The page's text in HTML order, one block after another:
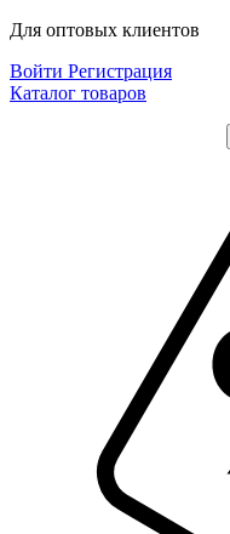
Для оптовых клиентов
Войти Регистрация
Каталог товаров